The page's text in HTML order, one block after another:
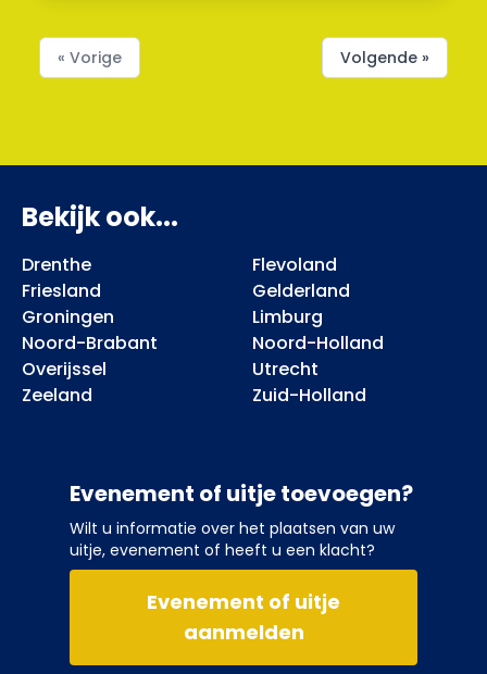
« Vorige Volgende »
Bekijk ook...
Drenthe
Flevoland
Friesland
Gelderland
Groningen
Limburg
Noord-Brabant
Noord-Holland
Overijssel
Utrecht
Zeeland
Zuid-Holland
Evenement of uitje toevoegen?
Wilt u informatie over het plaatsen van uw
uitje, evenement of heeft u een klacht?
Evenement of uitje
aanmelden